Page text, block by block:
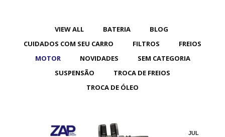
VIEW ALL BATERIA
BLOG
CUIDADOS COM SEU CARRO
FILTROS
FREIOS
MOTOR
NOVIDADES
SEM CATEGORIA
SUSPENSÃO
TROCA DE FREIOS
TROCA DE ÓLEO
JUL